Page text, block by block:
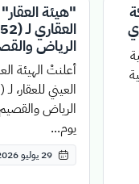
"هيئة
الرياض
أعلنتْ الهيئة
الرياض
يوم...
29 يوليو 2026